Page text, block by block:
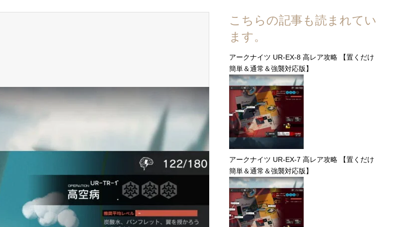
こちらの記事も読まれてい
ます。
アークナイツ UR-EX-8 高レア攻略 【置くだけ
簡単＆通常＆強襲対応版】
アークナイツ UR-EX-7 高レア攻略 【置くだけ
簡単＆通常＆強襲対応版】